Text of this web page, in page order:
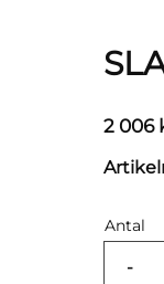
2 006
Antal
-